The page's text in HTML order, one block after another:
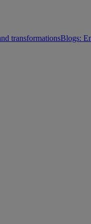
transformationsBlogs: